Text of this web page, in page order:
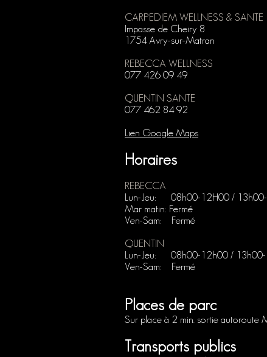
CARPEDIEM WELLNESS & SANTE
Impasse de Cheiry 8
1754 Avry-sur-Matran
REBECCA WELLNESS
077 426 09 49
QUENTIN SANTE
077 462 84 92
Lien Google Maps
Horaires
REBECCA
Lun-Jeu: 08h00-12H00 /
Mar matin: Fermé
Ven-Sam: Fermé
QUENTIN
Lun-Jeu: 08h00-12h00 / 13h00-
Ven-Sam: Fermé
Places de parc
Sur place à 2 min. sortie autoroute
Transports publics